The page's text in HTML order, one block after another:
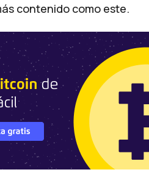
contenido como este.